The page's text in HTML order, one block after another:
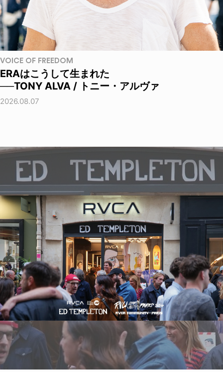
VOICE OF FREEDOM
ERAはこうして生まれた
──TONY ALVA / トニー・アルヴァ
2026.08.07